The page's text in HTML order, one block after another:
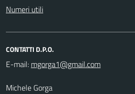
Numeri utili
CONTATTI D.P.O.
E-mail:
Michele Gorga